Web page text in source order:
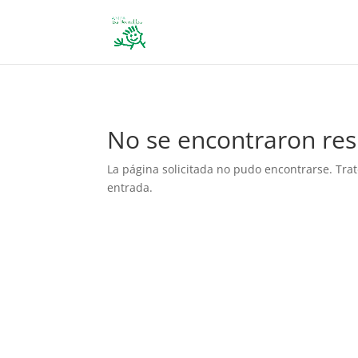
No se encontraron
La página solicitada no pudo encontrarse.
entrada.